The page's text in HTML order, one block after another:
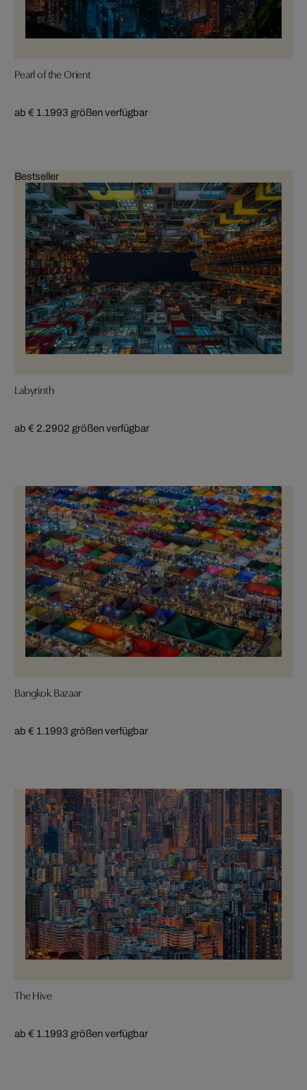
Pearl of the Orient
ab € 1.1993 größen verfügbar
Bestseller
Labyrinth
ab € 2.2902 größen verfügbar
Bangkok Bazaar
ab € 1.1993 größen verfügbar
The Hive
ab € 1.1993 größen verfügbar